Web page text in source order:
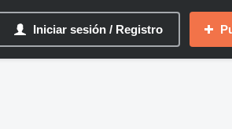
Iniciar sesión / Registro